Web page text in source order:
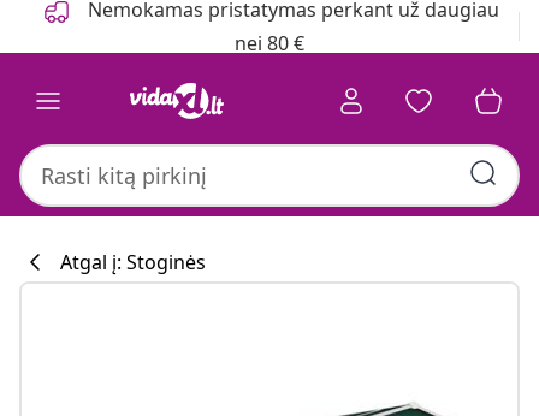
Nemokamas pristatymas perkant už daugiau
nei 80 €
Atgal į: Stoginės